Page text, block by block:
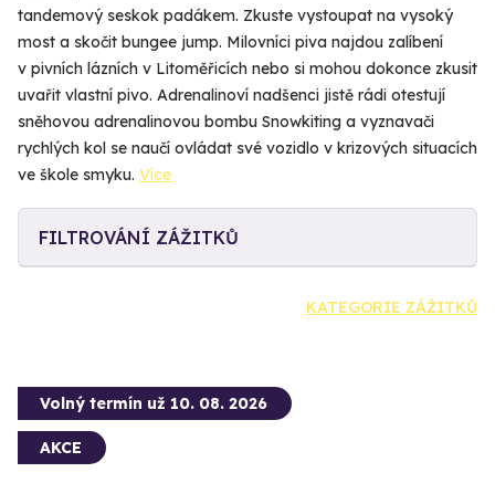
tandemový seskok padákem. Zkuste vystoupat na vysoký
most a skočit bungee jump. Milovníci piva najdou zalíbení
v pivních lázních v Litoměřicích nebo si mohou dokonce zkusit
uvařit vlastní pivo. Adrenalinoví nadšenci jistě rádi otestují
sněhovou adrenalinovou bombu Snowkiting a vyznavači
rychlých kol se naučí ovládat své vozidlo v krizových situacích
ve škole smyku. Více
FILTROVÁNÍ ZÁŽITKŮ
KATEGORIE ZÁŽITKŮ
Volný termín už 10. 08. 2026
AKCE